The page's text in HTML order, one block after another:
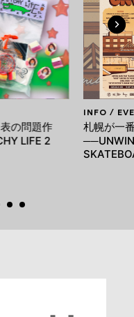
の問題作
LIFE 2
INFO /
札幌が一